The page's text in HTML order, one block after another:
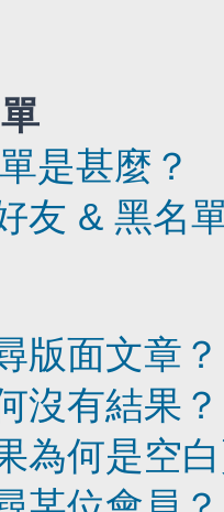
是甚麼？
友 & 黑名
版面文章？
沒有結果？
為何是空